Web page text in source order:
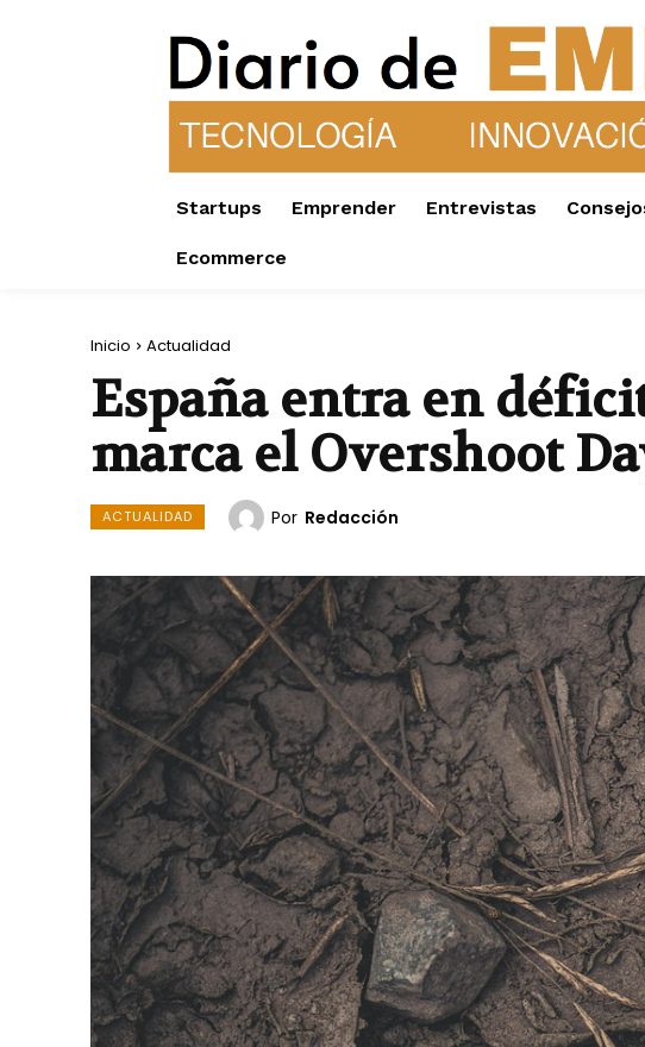
Startups Emprender Entrevistas
Ecommerce
Inicio Actualidad
España entra en
marca el Overshoot
ACTUALIDAD Por Redacción